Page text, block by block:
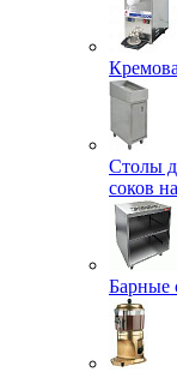
Столы
соков
Барные